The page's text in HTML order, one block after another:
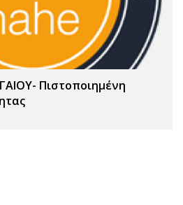
Πιστοποιημένη